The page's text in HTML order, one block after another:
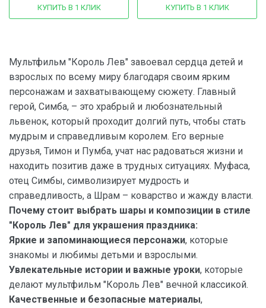
КУПИТЬ В 1 КЛИК КУПИТЬ В 1 КЛИК
Мультфильм "Король Лев" завоевал сердца детей и
взрослых по всему миру благодаря своим ярким
персонажам и захватывающему сюжету. Главный
герой, Симба, – это храбрый и любознательный
львенок, который проходит долгий путь, чтобы стать
мудрым и справедливым королем. Его верные
друзья, Тимон и Пумба, учат нас радоваться жизни и
находить позитив даже в трудных ситуациях. Муфаса,
отец Симбы, символизирует мудрость и
справедливость, а Шрам – коварство и жажду власти.
Почему стоит выбрать шары и композиции в стиле
"Король Лев" для украшения праздника:
Яркие и запоминающиеся персонажи, которые
знакомы и любимы детьми и взрослыми.
Увлекательные истории и важные уроки, которые
делают мультфильм "Король Лев" вечной классикой.
Качественные и безопасные материалы,